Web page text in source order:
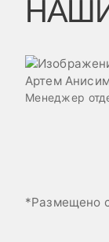
Артем
Менеджер
*Размещено